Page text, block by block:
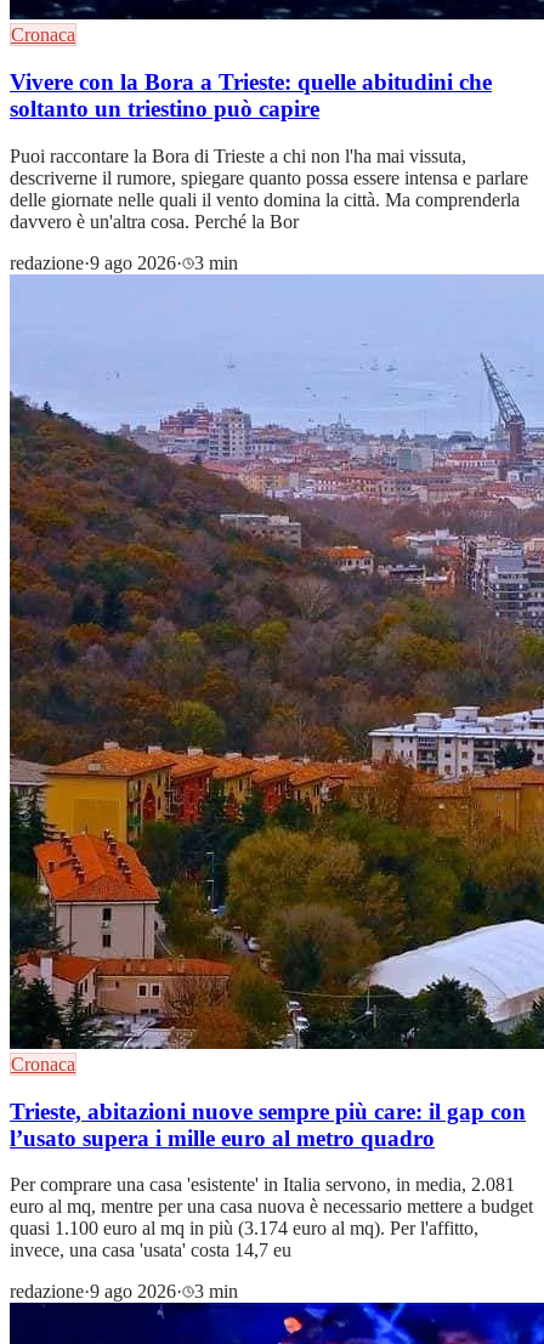
Cronaca
Vivere con la Bora a Trieste: quelle abitudini che
soltanto un triestino può capire
Puoi raccontare la Bora di Trieste a chi non l'ha mai vissuta,
descriverne il rumore, spiegare quanto possa essere intensa e parlare
delle giornate nelle quali il vento domina la città. Ma comprenderla
davvero è un'altra cosa. Perché la Bor
redazione·9 ago 2026· 3 min
Cronaca
Trieste, abitazioni nuove sempre più care: il gap con
l’usato supera i mille euro al metro quadro
Per comprare una casa 'esistente' in Italia servono, in media, 2.081
euro al mq, mentre per una casa nuova è necessario mettere a budget
quasi 1.100 euro al mq in più (3.174 euro al mq). Per l'affitto,
invece, una casa 'usata' costa 14,7 eu
redazione·9 ago 2026· 3 min